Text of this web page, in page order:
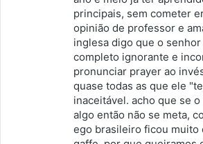
:
principais, sem cometer
opinião de professor e
inglesa digo que o
completo ignorante e
pronunciar prayer ao
quase todas as que ele
inaceitável. acho que se
algo então não se meta,
ego brasileiro ficou muito